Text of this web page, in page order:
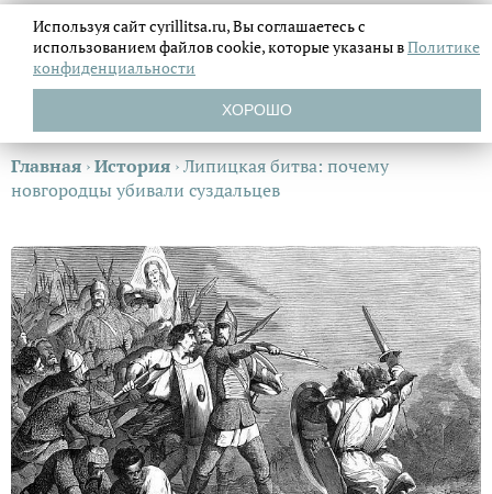
Главная ›История ›Липицкая битва: почему
новгородцы убивали суздальцев
Используя сайт cyrillitsa.ru, Вы соглашаетесь с
использованием файловcookie, которые указаны вПолитике
конфиденциальности
ХОРОШО